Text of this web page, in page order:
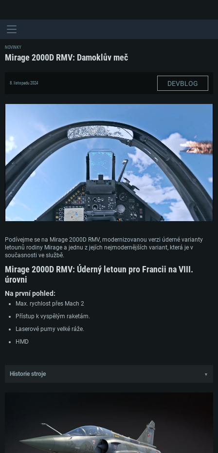
NOVINKY
Mirage 2000D RMV: Damoklův meč
8. listopadu 2024 DEVBLOG
Podívejme se na Mirage 2000D RMV, modernizovanou verzi úderné varianty
letounů rodiny Mirage a jednu z jejích nejmodernějších variant, která je v
současnosti ve službě.
Mirage 2000D RMV: Úderný letoun pro Francii na VIII.
úrovni
Na první pohled:
Max. rychlost přes Mach 2
Přístup k vyspělým raketám.
Laserové pumy velké ráže.
HMD
Historie stroje ▼
prvního letounu na standard RMV začala v roce 2019, první stroj byl dodán v
roce 2021 a krátce poté letectvo provedlo zkušební lety. Mirage 2000D RMV
následně vstoupil do služby v roce 2022, kdy bylo na tento standard
modernizováno 55 letounů.